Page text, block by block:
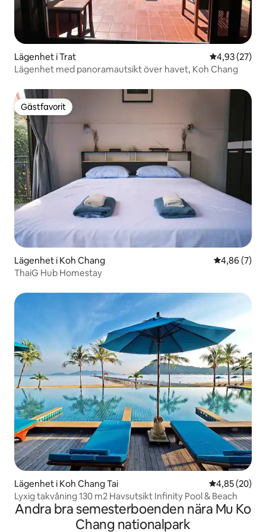
Lägenhet i Trat 4,93 av 5 i
4,93 (27)
Lägenhet med panoramautsikt över havet, Koh Chang
Gästfavorit
Gästfavorit
Lägenhet i Koh Chang 4,86 av 5 i
4,86 (7)
ThaiG Hub Homestay
Lägenhet i Koh Chang Tai 4,85 av 5 i
4,85 (20)
Lyxig takvåning 130 m2 Havsutsikt Infinity Pool & Beach
Andra bra semesterboenden nära Mu Ko
Chang nationalpark